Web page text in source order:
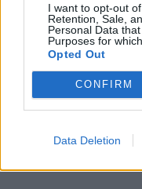
I want to opt-out
Retention, Sale,
Personal Data
Purposes for
Opted Out
CONFIRM
Data Deletion